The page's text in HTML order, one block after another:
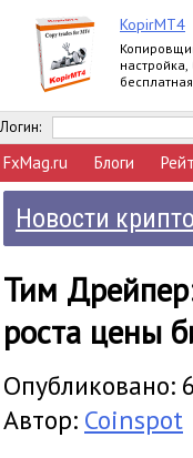
KopirMT4
Логин:
FxMag.ru Блоги
Новости
Тим
роста цены
Опубликовано:
Автор: Coinspot